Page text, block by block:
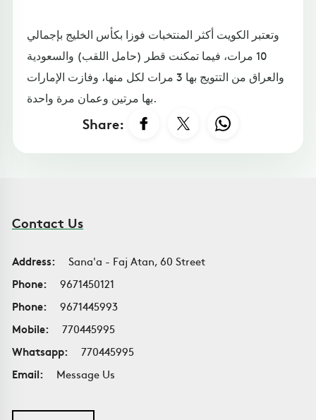
وتعتبر الكويت أكثر المنتخبات فوزا بكأس الخليج بإجمالي
10 مرات، فيما تمكنت قطر (حامل اللقب) والسعودية
والعراق من التتويج بها 3 مرات لكل منها، وفازت الإمارات
بها مرتين وعمان مرة واحدة.
Share:
Contact Us
Address:
Sana'a - Faj Atan, 60 Street
Phone:
9671450121
Phone:
9671445993
Mobile:
770445995
Whatsapp:
770445995
Email:
Message Us